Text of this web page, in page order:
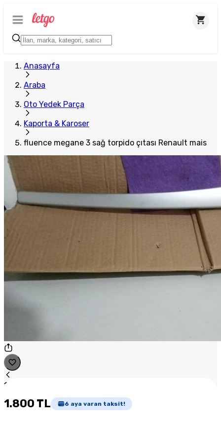
Anasayfa
Araba
Oto Yedek Parça
Kaporta & Karoser
fluence megane 3 sağ torpido çıtası Renault mais
1
Plus Satıcı
1.800 TL 6 aya varan taksit!